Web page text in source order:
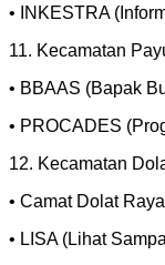
• INKESTRA
11. Kecamatan
• BBAAS (Bapak
• PROCADES
12. Kecamatan
• Camat Dolat
• LISA (Lihat